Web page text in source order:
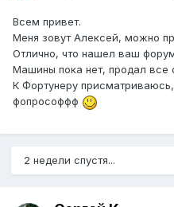
Всем привет.
Меня зовут Алексей, можно
Отлично, что нашел ваш
Машины пока нет, продал все
К Фортунеру
фопрософфф
2 недели спустя...